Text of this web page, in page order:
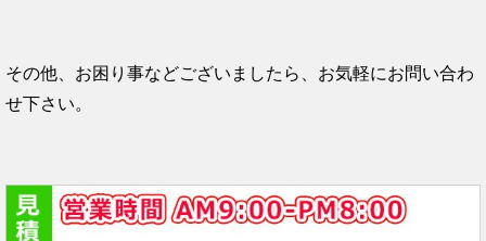
その他、お困り事などございましたら、お気軽にお問い合わ
せ下さい。